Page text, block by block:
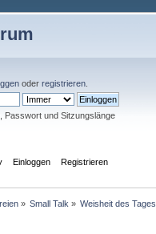
oderregistrieren
Passwort und Sitzungslänge
Einloggen Registrieren
» Small Talk » Weisheit des Tages